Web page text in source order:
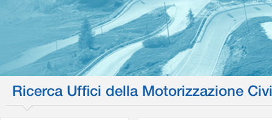
Ricerca Uffici della Motorizzazione